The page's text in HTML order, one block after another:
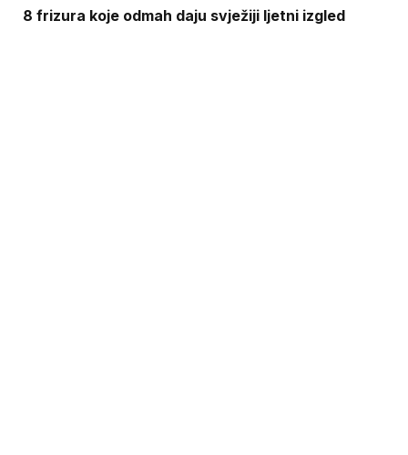
8 frizura koje odmah daju svježiji ljetni izgled